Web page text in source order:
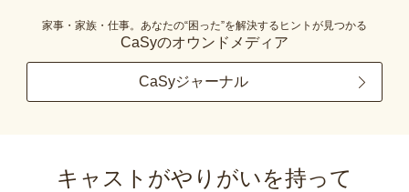
家事・家族・仕事。あなたの“困った”を解決するヒントが見つかる
CaSyのオウンドメディア
CaSyジャーナル
キャストがやりがいを持って